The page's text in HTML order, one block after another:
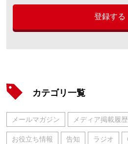
登録する
カテゴリ一覧
メールマガジン メディア掲載履歴
お役立ち情報 告知 ラジオ